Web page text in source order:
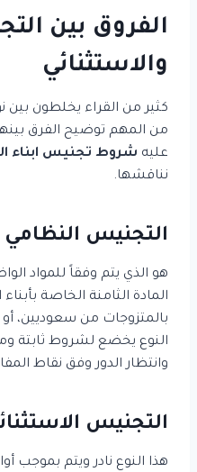
الفروق بين
والاستثنائي
كثير من القراء يخلطون
من المهم توضيح الفرق
عليه شروط تجنيس ابناء
نناقشها.
التجنيس النظامي
هو الذي يتم وفقاً للمواد
المادة الثامنة الخاصة
بالمتزوجات من سعوديين،
النوع يخضع لشروط ثابتة
وانتظار الدور وفق نقاط
التجنيس
هذا النوع نادر ويتم بموجب